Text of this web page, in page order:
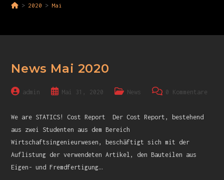
> 2020 > Mai
News Mai 2020
admin Mai 31, 2020 News 0 Kommentare
We are STATICS! Cost Report Der Cost Report, bestehend
aus zwei Studenten aus dem Bereich
Wirtschaftsingenieurwesen, beschäftigt sich mit der
Auflistung der verwendeten Artikel, den Bauteilen aus
Eigen- und Fremdfertigung…